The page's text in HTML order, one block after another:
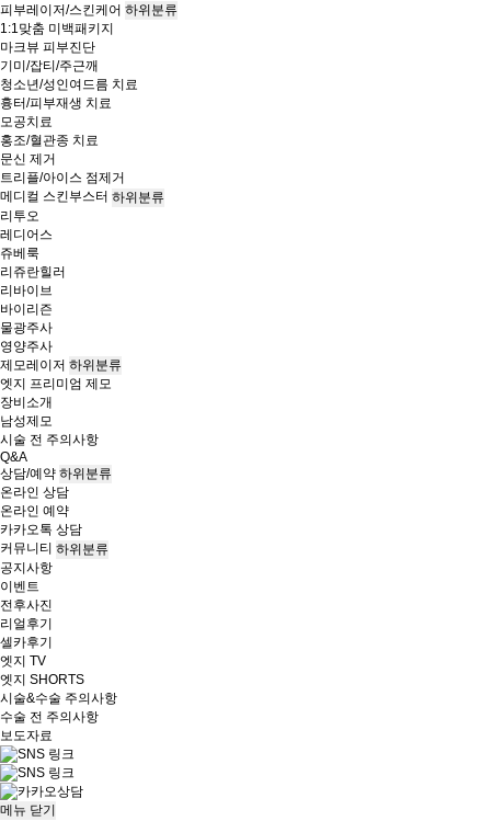
피부레이저/스킨케어 하위분류
1:1맞춤 미백패키지
마크뷰 피부진단
기미/잡티/주근깨
청소년/성인여드름 치료
흉터/피부재생 치료
모공치료
홍조/혈관종 치료
문신 제거
트리플/아이스 점제거
메디컬 스킨부스터 하위분류
리투오
레디어스
쥬베룩
리쥬란힐러
리바이브
바이리즌
물광주사
영양주사
제모레이저 하위분류
엣지 프리미엄 제모
장비소개
남성제모
시술 전 주의사항
Q&A
상담/예약 하위분류
온라인 상담
온라인 예약
카카오톡 상담
커뮤니티 하위분류
공지사항
이벤트
전후사진
리얼후기
셀카후기
엣지 TV
엣지 SHORTS
시술&수술 주의사항
수술 전 주의사항
보도자료
메뉴 닫기